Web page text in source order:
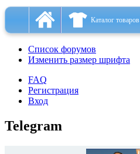
Каталог товаров
Список форумов
Изменить размер шрифта
FAQ
Регистрация
Вход
Telegram